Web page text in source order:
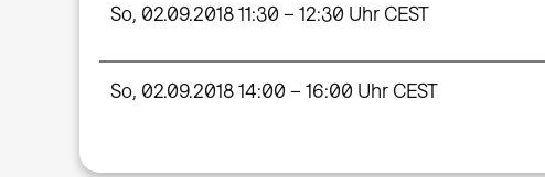
So, 02.09.2018 11:30 – 12:30 Uhr CEST
So, 02.09.2018 14:00 – 16:00 Uhr CEST